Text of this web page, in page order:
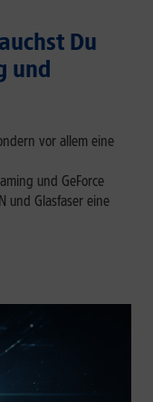
Du
und
vor allem eine
und GeForce
und Glasfaser eine